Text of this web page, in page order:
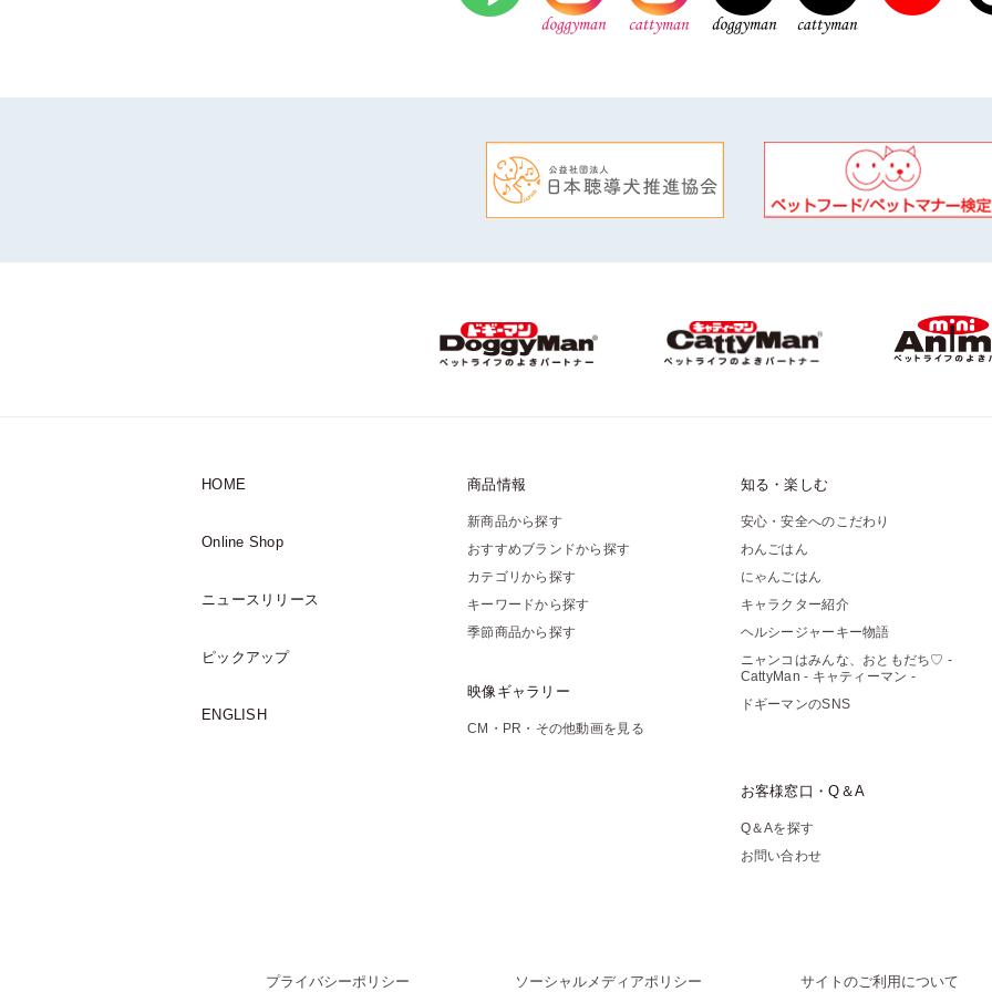
HOME 商品情報
新商品から探す
おすすめブランドから探す
カテゴリから探す
キーワードから探す
季節商品から探す
映像ギャラリー
CM・PR・その他動画を見る
知る・楽しむ
安心・安全へのこだわり
わんごはん
にゃんごはん
キャラクター紹介
ヘルシージャーキー物語
ニャンコはみんな、おともだち♡ -
CattyMan - キャティーマン -
ドギーマンのSNS
お客様窓口・Q＆A
Q＆Aを探す
お問い合わせ
Online Shop
ニュースリリース
ピックアップ
ENGLISH
プライバシーポリシー ソーシャルメディアポリシー サイトのご利用について